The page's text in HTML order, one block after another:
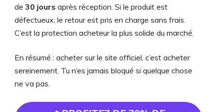
de 30 jours après réception. Si le produit est
défectueux, le retour est pris en charge sans frais.
C’est la protection acheteur la plus solide du marché.
En résumé : acheter sur le site officiel, c’est acheter
sereinement. Tu n’es jamais bloqué si quelque chose
ne va pas.